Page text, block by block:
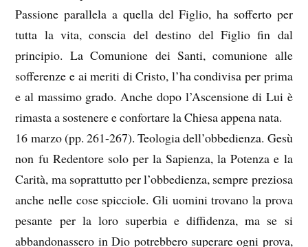
Passione parallela a quella del Figlio, ha sofferto per
tutta la vita, conscia del destino del Figlio fin dal
principio. La Comunione dei Santi, comunione alle
sofferenze e ai meriti di Cristo, l’ha condivisa per prima
e al massimo grado. Anche dopo l’Ascensione di Lui è
rimasta a sostenere e confortare la Chiesa appena nata.
16 marzo (pp. 261-267). Teologia dell’obbedienza. Gesù
non fu Redentore solo per la Sapienza, la Potenza e la
Carità, ma soprattutto per l’obbedienza, sempre preziosa
anche nelle cose spicciole. Gli uomini trovano la prova
pesante per la loro superbia e diffidenza, ma se si
abbandonassero in Dio potrebbero superare ogni prova,